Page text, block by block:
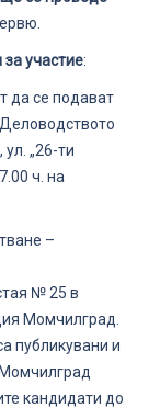
участие:
да се подават
„26-ти
ч. на
–
№ 25 в
Момчилград.
публикувани и
кандидати до